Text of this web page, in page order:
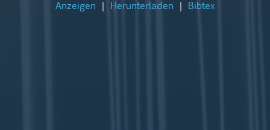
Anzeigen | Herunterladen | Bibtex